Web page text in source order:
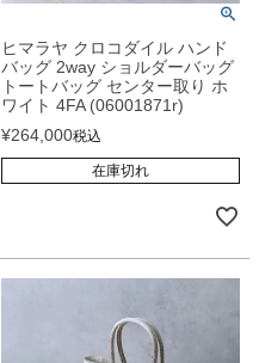
ヒマラヤ クロコダイル ハンド
バッグ 2way ショルダーバッグ
トートバッグ センター取り ホ
ワイト 4FA (06001871r)
¥264,000税込
在庫切れ